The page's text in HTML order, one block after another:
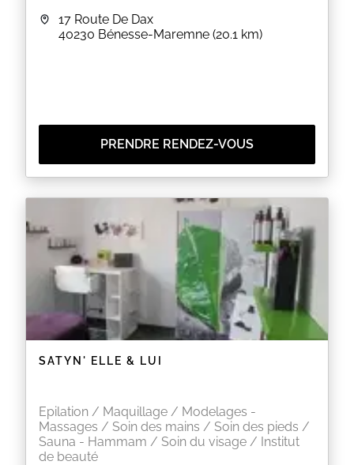
17 Route De Dax
40230 Bénesse-Maremne (20.1 km)
PRENDRE RENDEZ-VOUS
SATYN' ELLE & LUI
Epilation / Maquillage / Modelages -
Massages / Soin des mains / Soin des pieds /
Sauna - Hammam / Soin du visage / Institut
de beauté